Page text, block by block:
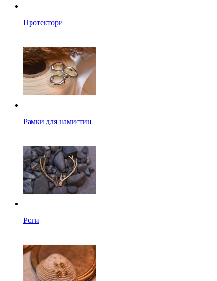
Протектори
Рамки для намистин
Роги